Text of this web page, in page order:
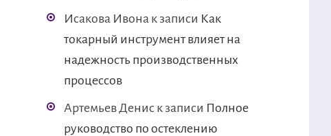
Исакова Ивона к записи Как
токарный инструмент влияет на
надежность производственных
процессов
Артемьев Дениск записи Полное
руководство по остеклению